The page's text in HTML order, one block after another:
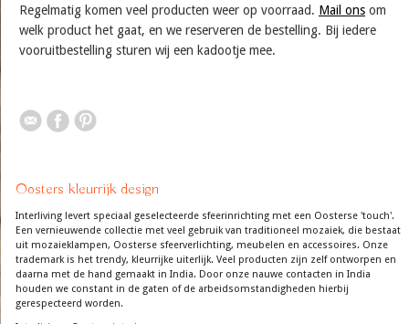
Regelmatig komen veel producten weer op voorraad. Mail ons om
welk product het gaat, en we reserveren de bestelling. Bij iedere
vooruitbestelling sturen wij een kadootje mee.
Oosters kleurrijk design
Interliving levert speciaal geselecteerde sfeerinrichting met een Oosterse 'touch'.
Een vernieuwende collectie met veel gebruik van traditioneel mozaiek, die bestaat
uit mozaieklampen, Oosterse sfeerverlichting, meubelen en accessoires. Onze
trademark is het trendy, kleurrijke uiterlijk. Veel producten zijn zelf ontworpen en
daarna met de hand gemaakt in India. Door onze nauwe contacten in India
houden we constant in de gaten of de arbeidsomstandigheden hierbij
gerespecteerd worden.